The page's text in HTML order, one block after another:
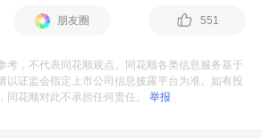
朋友圈 551
考，不代表同花顺观点。同花顺各类信息服务基于
以证监会指定上市公司信息披露平台为准。如有投
同花顺对此不承担任何责任。举报